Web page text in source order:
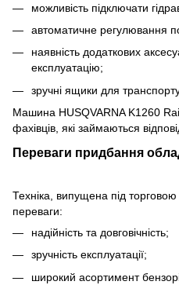
можливість підключати
автоматичне регулювання
наявність додаткових
експлуатацію;
зручні ящики для
Машина HUSQVARNA K1260
фахівців, які займаються
Переваги придбання
Техніка, випущена під
переваги:
надійність та довговічність;
зручність експлуатації;
широкий асортимент